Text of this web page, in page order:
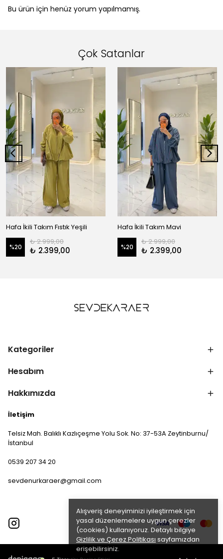
Alışveriş deneyiminizi iyileştirmek için
yasal düzenlemelere uygun çerezler
(cookies) kullanıyoruz. Detaylı bilgiye
Gizlilik ve Çerez Politikası sayfamızdan
erişebilirsiniz.
Bu ürün için henüz yorum yapılmamış.
Çok Satanlar
Hafa İkili Takım Fıstık Yeşili
%20
₺ 2.999,00
₺ 2.399,00
Hafa İkili Takım Mavi
%20
₺ 2.999,00
₺ 2.399,00
Kategoriler
Hesabım
Hakkımızda
İletişim
Telsiz Mah. Balıklı Kazlıçeşme Yolu Sok. No: 37-53A Zeytinburnu/
İstanbul
0539 207 34 20
sevdenurkaraer@gmail.com